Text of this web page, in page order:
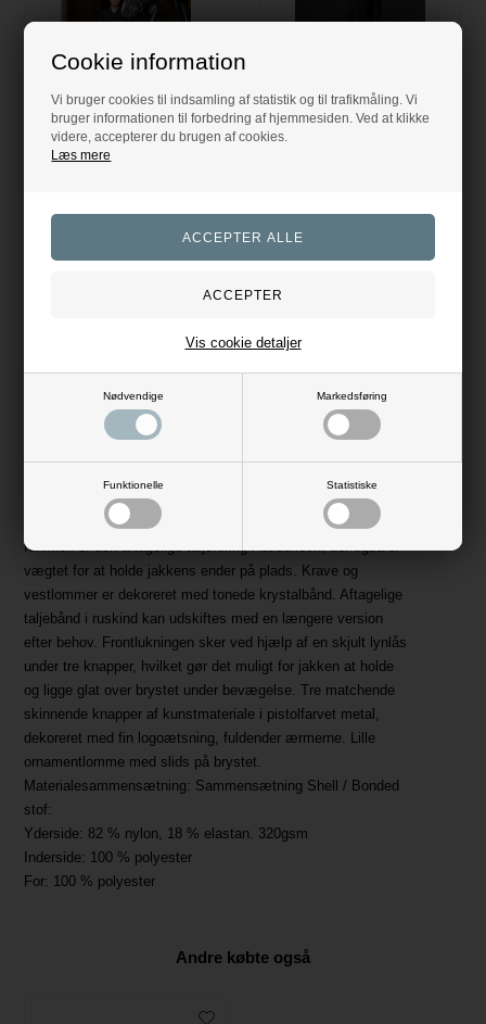
Cookie information
Vi bruger cookies til indsamling af statistik og til trafikmåling. Vi
bruger informationen til forbedring af hjemmesiden. Ved at klikke
videre, accepterer du brugen af cookies.
Læs mere
Nødvendige Markedsføring
Funktionelle Statistiske
Vis cookie detaljer
Rhea Stævnekjole - Sort
Evt. leverings omk. tilægges Evt. leverings omk. tilægges
Produktinformation
Klassisk dobbeltradet konkurrence dressurkjole designet i et
overlappende enkelt bagudsnit, skaber en klassisk og
elegant silhuet, der kontrasterer stoffets teknikalitet. En unik
funktion er den aftagelige taljeforing i læderlook, der også er
vægtet for at holde jakkens ender på plads. Krave og
vestlommer er dekoreret med tonede krystalbånd. Aftagelige
taljebånd i ruskind kan udskiftes med en længere version
efter behov. Frontlukningen sker ved hjælp af en skjult lynlås
under tre knapper, hvilket gør det muligt for jakken at holde
og ligge glat over brystet under bevægelse. Tre matchende
skinnende knapper af kunstmateriale i pistolfarvet metal,
dekoreret med fin logoætsning, fuldender ærmerne. Lille
ornamentlomme med slids på brystet.
Materialesammensætning: Sammensætning Shell / Bonded
stof:
Yderside: 82 % nylon, 18 % elastan. 320gsm
Inderside: 100 % polyester
For: 100 % polyester
Andre købte også